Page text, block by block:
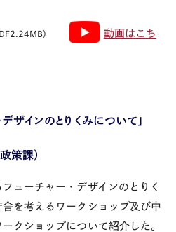
）
動画はこち
ザインのとりくみについて」
策課）
ューチャー・デザインのとりく
を考えるワークショップ及び中
クショップについて紹介した。